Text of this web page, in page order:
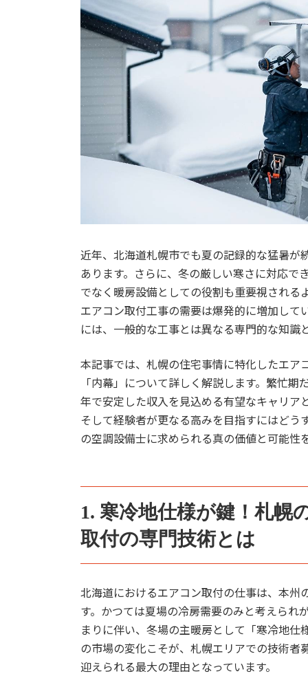
近年、北海道札幌市でも夏の記録的な猛暑
あります。さらに、冬の厳しい寒さに対応
でなく暖房設備としての役割も重要視され
エアコン取付工事の需要は爆発的に増加し
には、一般的な工事とは異なる専門的な知識
本記事では、札幌の住宅事情に特化したエ
「内幕」について詳しく解説します。繁忙
年で安定した収入を見込める有望なキャリ
そして経験者が更なる高みを目指すにはど
の空調設備士に求められる真の価値と可能性
1. 寒冷地仕様が鍵！札幌
取付の専門技術とは
北海道におけるエアコン取付の仕事は、本
す。かつては夏場の冷房需要のみと考えら
まりに伴い、冬場の主暖房として「寒冷地
の市場の変化こそが、札幌エリアでの技術
迎えられる最大の理由となっています。